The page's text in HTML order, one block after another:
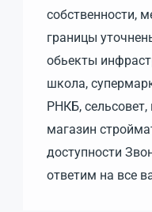
собственности,
границы
обьекты
школа,
РНКБ, сельсовет,
магазин
доступности
ответим на все